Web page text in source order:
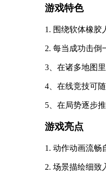
游戏特色
1. 围绕软体橡胶
2. 每当成功击倒
3、在诸多地图
4、在线竞技可
5、在局势逐步
游戏亮点
1. 动作动画流畅
2. 场景描绘细致